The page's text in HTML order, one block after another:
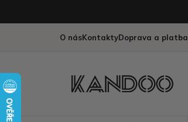
O násKontaktyDoprava a platba